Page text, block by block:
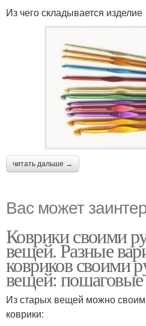
Из чего складывается изделие
читать дальше →
Вас может
Коврики своими
вещей. Разные
ковриков своими
вещей:
Из старых вещей можно
коврики: